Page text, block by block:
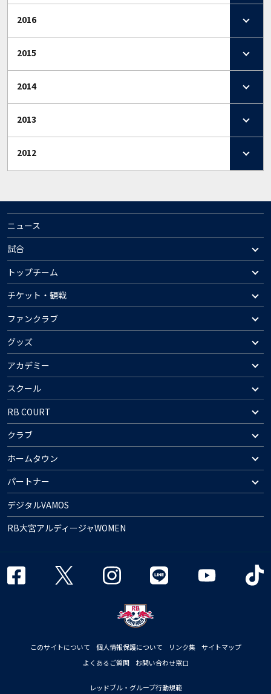
2016
2015
2014
2013
2012
ニュース
試合
トップチーム
チケット・観戦
ファンクラブ
グッズ
アカデミー
スクール
RB COURT
クラブ
ホームタウン
パートナー
デジタルVAMOS
RB大宮アルディージャWOMEN
このサイトについて 個人情報保護について リンク集
サイトマップ
よくあるご質問
お問い合わせ窓口
レッドブル・グループ行動規範